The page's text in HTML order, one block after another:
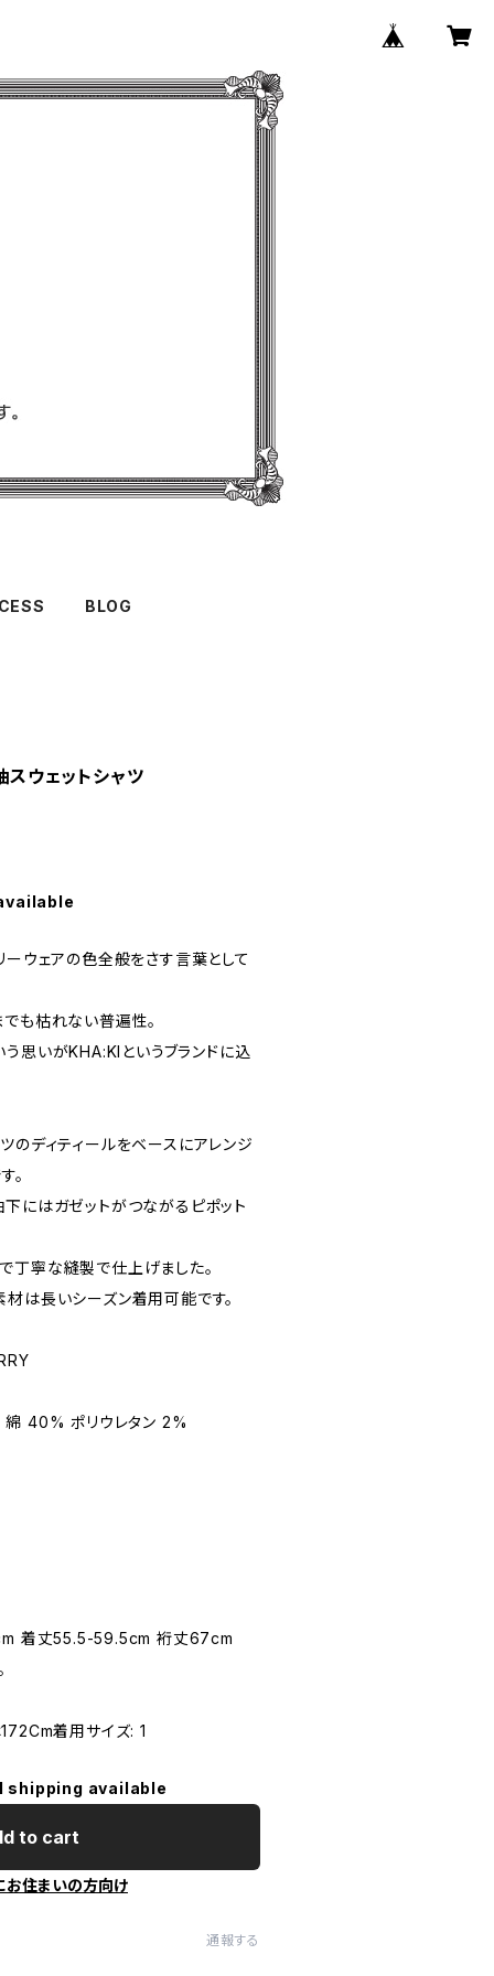
BLOG
ウェットシャツ
ーウェアの色全般をさす言葉として
も枯れない普遍性。
思いがKHA:KIというブランドに込
のディティールをベースにアレンジ
。
にはガゼットがつながるピポット
丁寧な縫製で仕上げました。
は長いシーズン着用可能です。
40% ポリウレタン 2%
着丈55.5-59.5cm 裄丈67cm
着用サイズ: 1
shipping available
to cart
お住まいの方向け
通報する